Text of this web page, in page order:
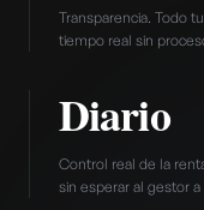
Transparencia. Todo
tiempo real sin
Diario
Control real de la
sin esperar al gestor